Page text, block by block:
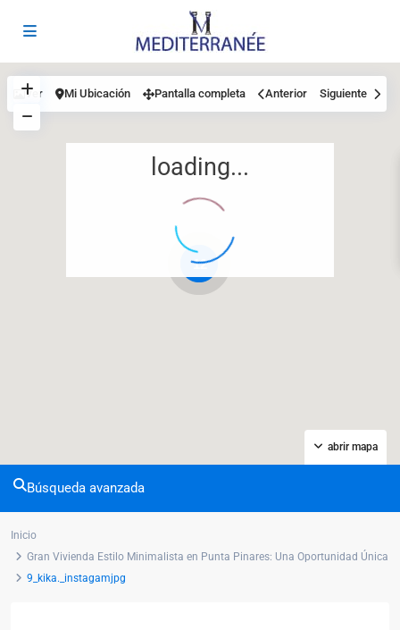
12
loading...
abrir mapa
Ver Mi Ubicación Pantalla completa Anterior Siguiente
Búsqueda avanzada
Inicio
Gran Vivienda Estilo Minimalista en Punta Pinares: Una Oportunidad Única
9_kika._instagamjpg